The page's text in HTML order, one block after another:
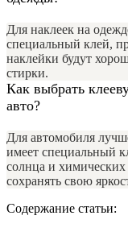
Для наклеек на
специальный клей,
наклейки будут
стирки.
Как выбрать
авто?
Для автомобиля
имеет специальный
солнца и химических
сохранять свою
Содержание статьи: